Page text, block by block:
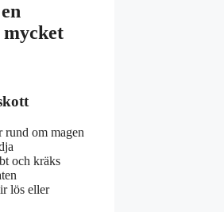
om magen
och kräks
lös eller